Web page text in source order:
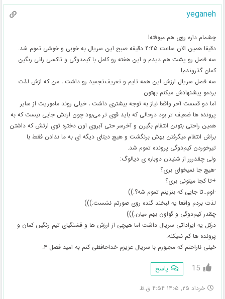
yeganeh
چشمام داره روی هم میوفته!
دقیقا همین الان ساعت ۴:۴۵ دقیقه صبح این سریال به خوبی و خوشی تموم شد.
سه فصل رو پشت هم دیدم و این هفته رو کامل با کیمدوگی و تاکسی رانی رنگین
کمان گذروندم!
سه فصل سریال ارزش این همه تایم و تعریف‌تجمید رو داشت ، من که ازش لذت
بردمو پیشنهادش میکنم بهتون.
اما دو قسمت آخر واقعا نیاز به توجه بیشتری داشت ، خیلی روند ماموریت از سایر
پرونده ها ضعیف تر بود درحالی که باید قوی تر می‌بود چون ارتش جایی نیست که به
همین راحتی بتونن انتقام بگیرن و آخرسر حتی آبروی اون دختره توی ارتش که داشتن
براش انتقام میگرفتن بهش برنگشت و هیچ دیتای دیگه ای به ما ندادن فقط با
تیرخوردن کیم‌دوگی پرونده تموم شد.
ولی چقدررر از شنیدن دوباره ی دیالوگ:
-هیچ جا نمیخوای بری؟
+تا کجا میتونی بری؟
-اوم..تا جایی که بنزینم تموم شه؟:))
لذت بردم واقعا یه لبخند گنده روی صورتم نشست:)))
چقدر کیم‌دوگی و گو‌اون بهم میان:)))
درکل یه ایراداتی سریال داشت اما هیچی از ارزش ها و قشنگیای تیم رنگین کمان و
پرونده ها کم نمیکنه.
خیلی ناراحتم که مجبورم با سریال عزیزم خداحافظی کنم به امید فصل ۴.
15 پاسخ
خرداد ۲۵, ۱۴۰۵ ۴:۵۴ ق.ظ